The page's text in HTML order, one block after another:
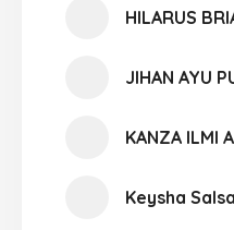
HILARUS
JIHAN AYU
KANZA ILMI
Keysha